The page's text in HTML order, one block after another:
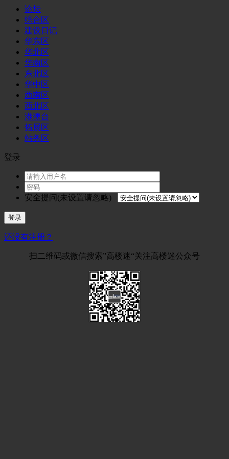
论坛
综合区
建设日记
华东区
华北区
华南区
东北区
华中区
西南区
西北区
港澳台
拓展区
站务区
登录
安全提问(未设置请忽略)
登录
还没有注册？
扫二维码或微信搜索”高楼迷“关注高楼迷公众号